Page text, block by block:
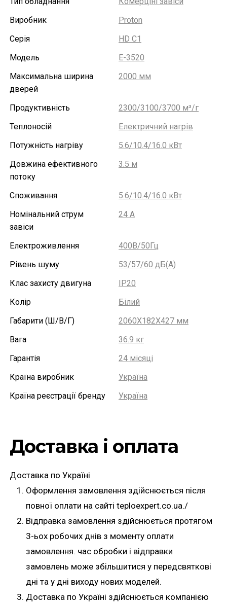
Виробник
Proton
Серія
HD C1
Модель
E-3520
Максимальна ширина
дверей
2000 мм
Продуктивність
2300/3100/3700 м³/г
Теплоносій
Електричний нагрів
Потужність нагріву
5.6/10.4/16.0 кВт
Довжина ефективного
потоку
3.5 м
Споживання
5.6/10.4/16.0 кВт
Номінальний струм
завіси
24 А
Електроживлення
400В/50Гц
Рівень шуму
53/57/60 дБ(А)
Клас захисту двигуна
IP20
Колір
Білий
Габарити (Ш/В/Г)
2060X182X427 мм
Вага
36.9 кг
Гарантія
24 місяці
Країна виробник
Україна
Країна реєстрації бренду
Україна
Доставка і оплата
Доставка по Україні
Оформлення замовлення здійснюється після
повної оплати на сайті teploexpert.co.ua./
Відправка замовлення здійснюється протягом
3-ьох робочих днів з моменту оплати
замовлення. час обробки і відправки
замовлень може збільшитися у передсвяткові
дні та у дні виходу нових моделей.
Доставка по Україні здійснюється компанією